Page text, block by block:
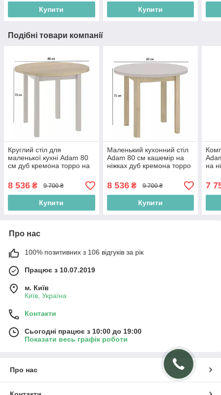
Купити Купити
Подібні товари компанії
Круглий стіл для
маленької кухні Adam 80
см дуб кремона торро на
сучасному стилі
8 536 ₴ 9 700 ₴
Купити
Маленький кухонний стіл
Adam 80 см кашемір на
ніжках дуб кремона торро
8 536₴ 9 700 ₴
Купити
на
7
Про нас
100% позитивних з 106 відгуків за рік
Працює з 10.07.2019
м. Київ
Київ, Україна
Контакти
Сьогодні працює з 10:00 до 19:00
Показати весь графік роботи
Про нас